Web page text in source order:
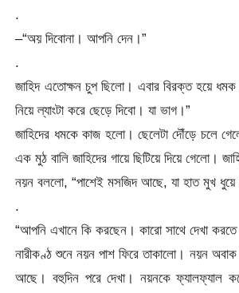
.
–“অয় দিবোনা। আপনি দেন।”
.
জাহিদ এতোক্ষন চুপ ছিলো। এবার বিরক্ত হয়ে ধমক
নিয়ে ল্যাংটা করে ছেড়ে দিবো। যা ভাগ।”
জাহিদের ধমকে কাজ হলো। ছেলেটা দৌঁড়ে চলে
এক মুঠ বালি জাহিদের গায়ে ছিটিয়ে দিয়ে গেলো।
নয়ন বললো, “পাশেই মসজিদ আছে, যা হাত মুখ
.
“আপনি এখানে কি করছেন। কারো সাথে দেখা
নারীকণ্ঠ শুনে নয়ন পাশ ফিরে তাকালো। নয়ন অবাক
আছে। বহুদিন পরে দেখা। নয়নকে ফ্যালফ্যাল